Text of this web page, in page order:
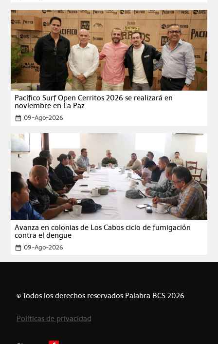
Pacífico Surf Open Cerritos 2026 se realizará en
noviembre en La Paz
date_range 09-Ago-2026
Avanza en colonias de Los Cabos ciclo de fumigación
contra el dengue
date_range 09-Ago-2026
© Todos los derechos reservados Palabra BCS 2026
Políticas de privacidad